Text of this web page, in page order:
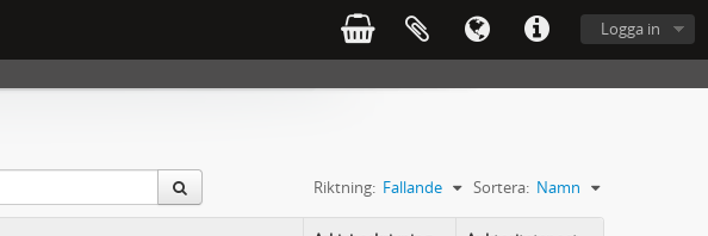
Logga in
Sortera: Namn
Riktning: Fallande